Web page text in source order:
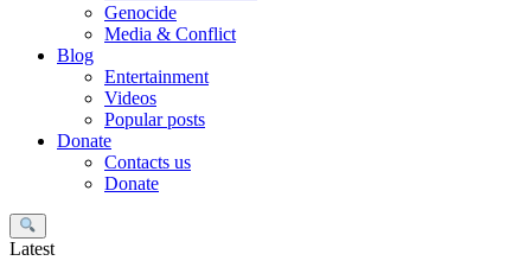
Genocide
Media & Conflict
Blog
Entertainment
Videos
Popular posts
Donate
Contacts us
Donate
Search
Latest